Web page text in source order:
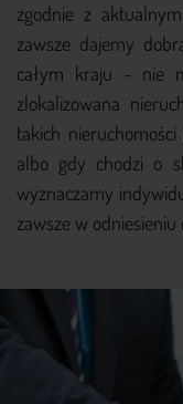
zgodnie z
zawsze dajemy
całym kraju - nie
zlokalizowana
takich
albo gdy chodzi o
wyznaczamy
zawsze w